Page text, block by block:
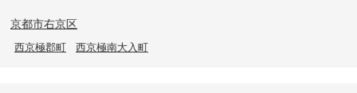
京都市右京区
西京極郡町 西京極南大入町